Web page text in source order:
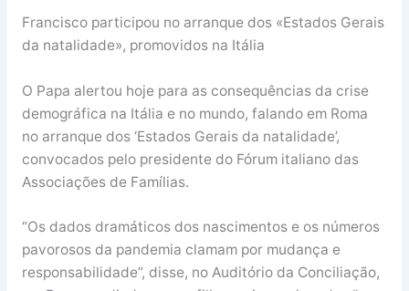
Francisco participou no arranque dos «Estados Gerais
da natalidade», promovidos na Itália
O Papa alertou hoje para as consequências da crise
demográfica na Itália e no mundo, falando em Roma
no arranque dos ‘Estados Gerais da natalidade’,
convocados pelo presidente do Fórum italiano das
Associações de Famílias.
“Os dados dramáticos dos nascimentos e os números
pavorosos da pandemia clamam por mudança e
responsabilidade”, disse, no Auditório da Conciliação,